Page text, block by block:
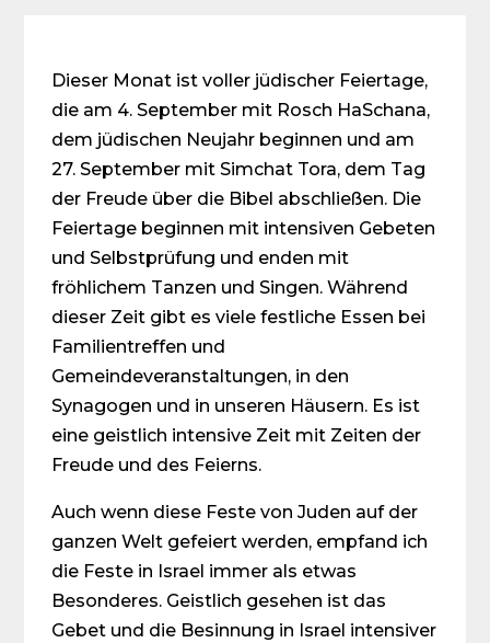
Dieser Monat ist voller jüdischer Feiertage,
die am 4. September mit Rosch HaSchana,
dem jüdischen Neujahr beginnen und am
27. September mit Simchat Tora, dem Tag
der Freude über die Bibel abschließen. Die
Feiertage beginnen mit intensiven Gebeten
und Selbstprüfung und enden mit
fröhlichem Tanzen und Singen. Während
dieser Zeit gibt es viele festliche Essen bei
Familientreffen und
Gemeindeveranstaltungen, in den
Synagogen und in unseren Häusern. Es ist
eine geistlich intensive Zeit mit Zeiten der
Freude und des Feierns.
Auch wenn diese Feste von Juden auf der
ganzen Welt gefeiert werden, empfand ich
die Feste in Israel immer als etwas
Besonderes. Geistlich gesehen ist das
Gebet und die Besinnung in Israel intensiver